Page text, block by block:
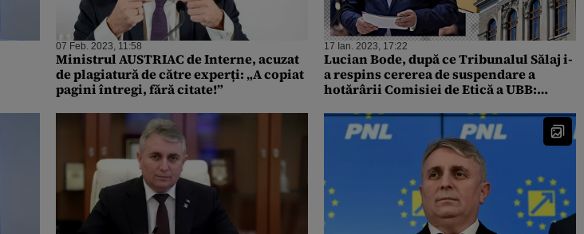
07 Feb. 2023, 11:58
Ministrul AUSTRIAC de Interne, acuzat
de plagiatură de către experți: „A copiat
pagini întregi, fără citate!”
17 Ian. 2023, 17:22
Lucian Bode, după ce Tribunalul Sălaj i-
a respins cererea de suspendare a
hotărârii Comisiei de Etică a UBB:
aici, ea abia acum începe”